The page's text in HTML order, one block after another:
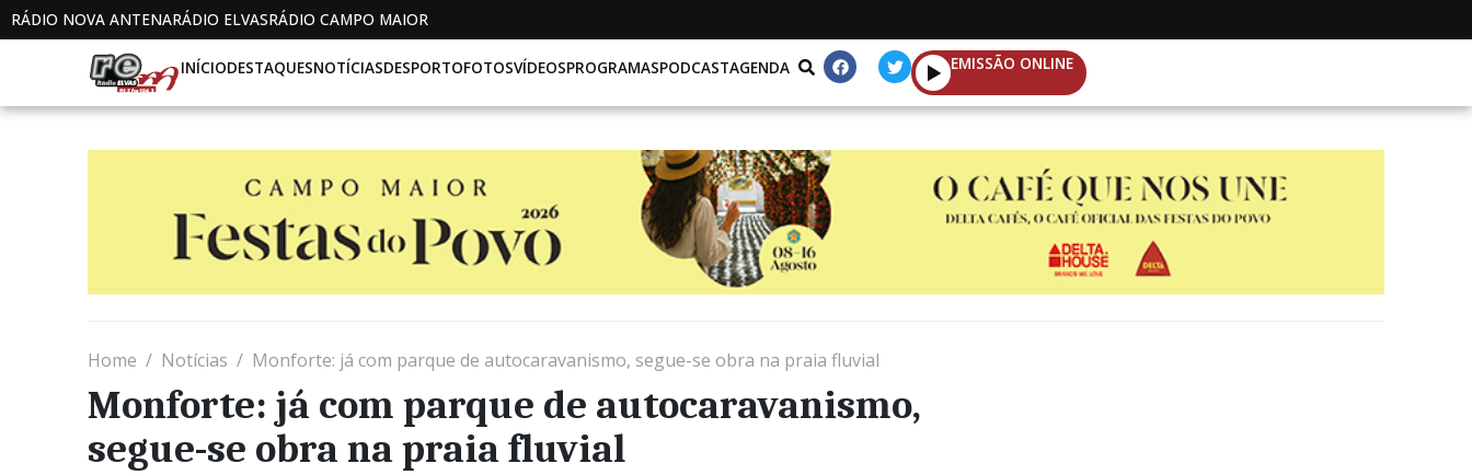
RÁDIO NOVA ANTENARÁDIO ELVASRÁDIO CAMPO MAIOR
INÍCIODESTAQUESNOTÍCIASDESPORTOFOTOSVÍDEOSPROGRAMASPODCASTAGENDA EMISSÃO ONLINE
Home Notícias Monforte: já com parque de autocaravanismo, segue-se obra na praia fluvial
Monforte: já com parque de autocaravanismo,
segue-se obra na praia fluvial